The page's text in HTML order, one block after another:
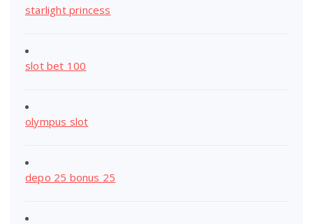
starlight princess
slot bet 100
olympus slot
depo 25 bonus 25